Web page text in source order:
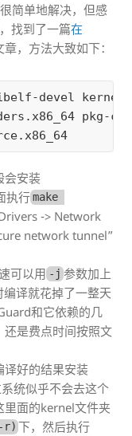
简单地解决，但感
找到了一篇在
章，方法大致如下：
devel kernel-
pkg-
会安装
执行make
-> Network
network tunnel”
可以用 -j 参数加上
译就花掉了一整天
和它依赖的几
是费点时间按照文
译好的结果安装
统似乎不会去这个
里面的kernel文件夹
r) 下，然后执行